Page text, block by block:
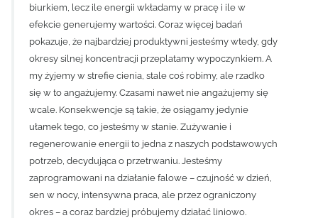
biurkiem, lecz ile energii wkładamy w pracę i ile w
efekcie generujemy wartości. Coraz więcej badań
pokazuje, że najbardziej produktywni jesteśmy wtedy, gdy
okresy silnej koncentracji przeplatamy wypoczynkiem. A
my żyjemy w strefie cienia, stale coś robimy, ale rzadko
się w to angażujemy. Czasami nawet nie angażujemy się
wcale. Konsekwencje są takie, że osiągamy jedynie
ułamek tego, co jesteśmy w stanie. Zużywanie i
regenerowanie energii to jedna z naszych podstawowych
potrzeb, decydująca o przetrwaniu. Jesteśmy
zaprogramowani na działanie falowe – czujność w dzień,
sen w nocy, intensywna praca, ale przez ograniczony
okres – a coraz bardziej próbujemy działać liniowo.